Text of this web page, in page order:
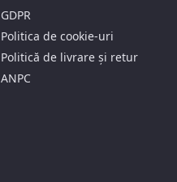
GDPR
Politica de cookie-uri
Politică de livrare și retur
ANPC